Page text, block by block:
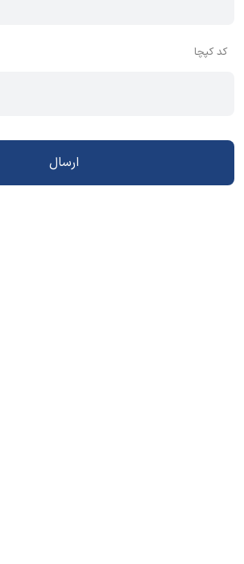
کد کپچا
ارسال